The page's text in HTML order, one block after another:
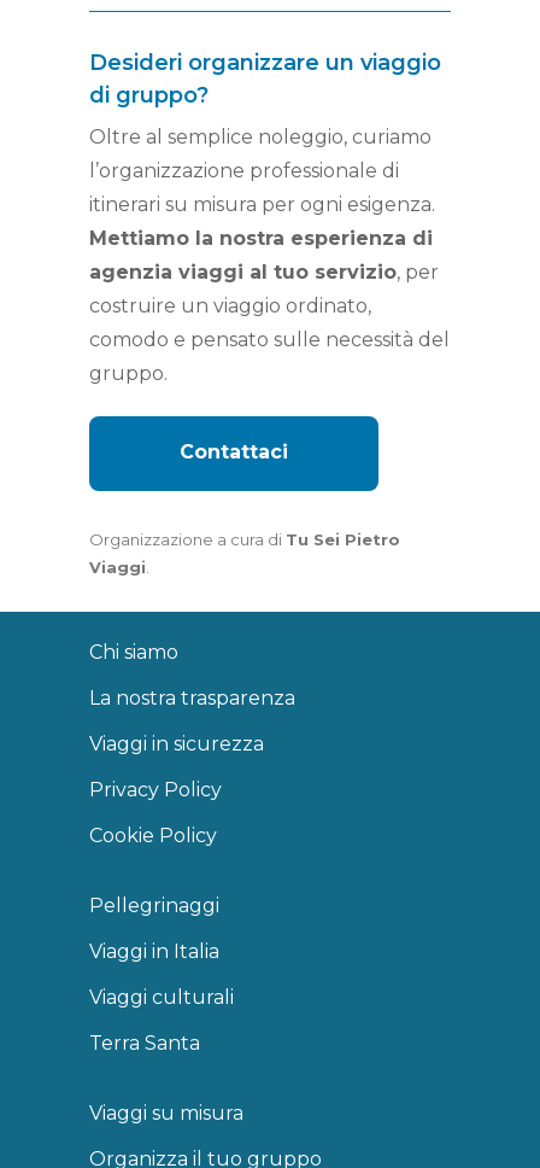
Desideri organizzare un viaggio
di gruppo?
Oltre al semplice noleggio, curiamo
l’organizzazione professionale di
itinerari su misura per ogni esigenza.
Mettiamo la nostra esperienza di
agenzia viaggi al tuo servizio, per
costruire un viaggio ordinato,
comodo e pensato sulle necessità del
gruppo.
Contattaci
Organizzazione a cura di Tu Sei Pietro
Viaggi.
Chi siamo
La nostra trasparenza
Viaggi in sicurezza
Privacy Policy
Cookie Policy
Pellegrinaggi
Viaggi in Italia
Viaggi culturali
Terra Santa
Viaggi su misura
Organizza il tuo gruppo